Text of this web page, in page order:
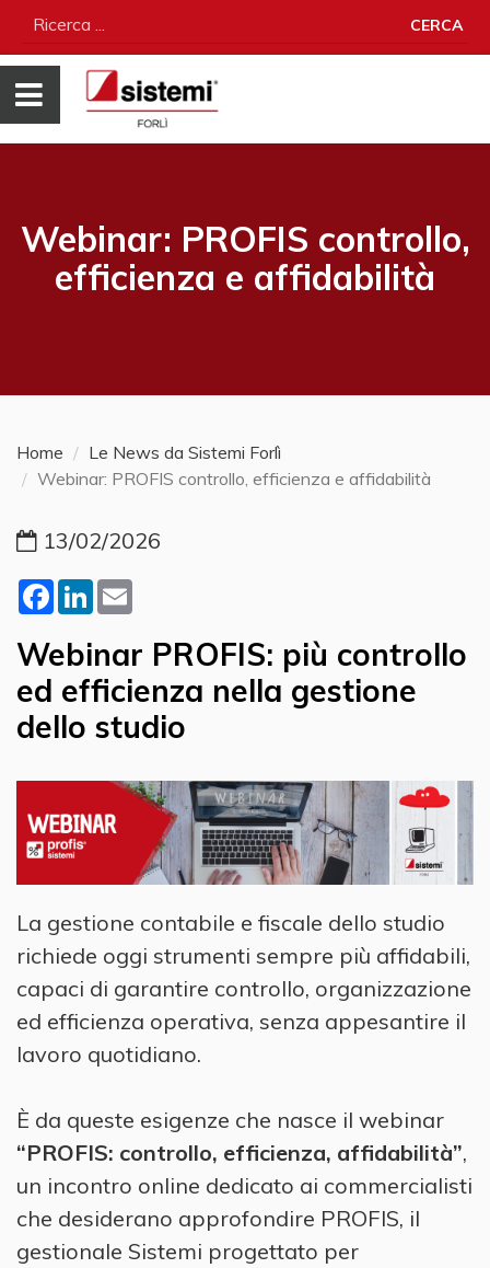
CERCA
Webinar: PROFIS controllo,
efficienza e affidabilità
Home
Le News da Sistemi Forlì
Webinar: PROFIS controllo, efficienza e affidabilità
13/02/2026
Facebook
LinkedIn
Webinar PROFIS: più controllo
ed efficienza nella gestione
dello studio
La gestione contabile e fiscale dello studio
richiede oggi strumenti sempre più affidabili,
capaci di garantire controllo, organizzazione
ed efficienza operativa, senza appesantire il
lavoro quotidiano.
È da queste esigenze che nasce il webinar
“PROFIS: controllo, efficienza, affidabilità”,
un incontro online dedicato ai commercialisti
che desiderano approfondire PROFIS, il
gestionale Sistemi progettato per